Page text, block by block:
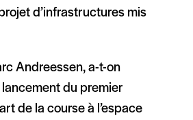
d’infrastructures mis
Andreessen, a-t-on
lancement du premier
de la course à l’espace